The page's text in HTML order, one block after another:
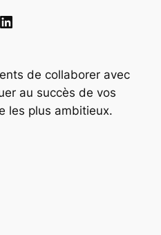
LinkedIn
de collaborer avec
au succès de vos
les plus ambitieux.